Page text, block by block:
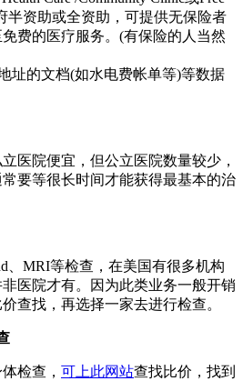
半资助或全资助，可提供无保险者
费的医疗服务。(有保险的人当然
址的文档(如水电费帐单等)等数据
医院便宜，但公立医院数量较少，
要等很长时间才能获得最基本的治
、MRI等检查，在美国有很多机构
医院才有。因为此类业务一般开销
查找，再选择一家去进行检查。
检查， 可上此网站查找比价，找到